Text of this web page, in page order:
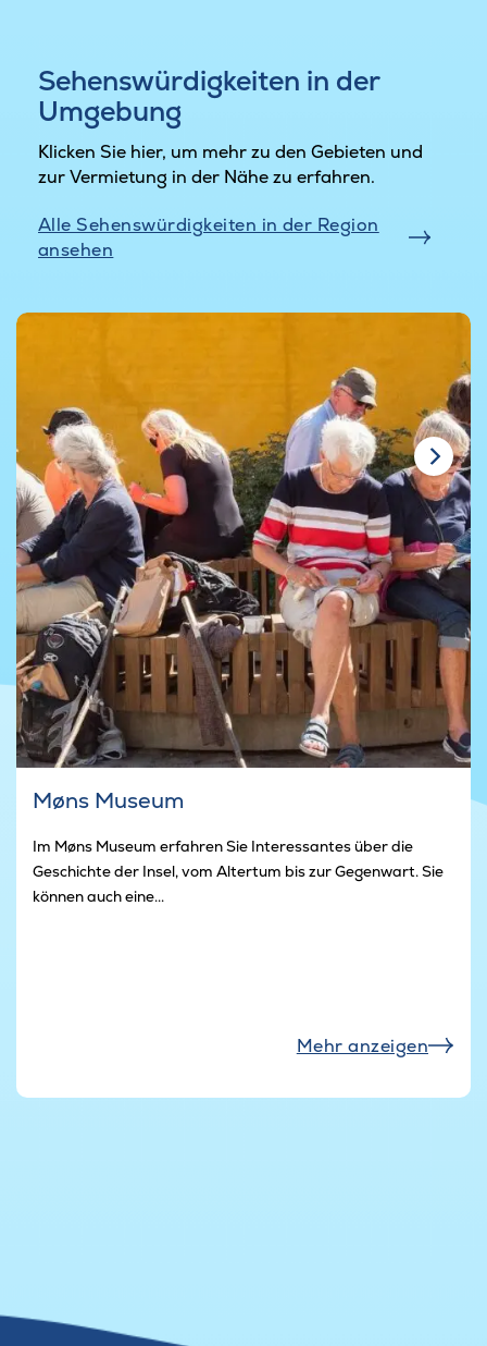
Sehenswürdigkeiten in der
Umgebung
Klicken Sie hier, um mehr zu den Gebieten und
zur Vermietung in der Nähe zu erfahren.
Alle Sehenswürdigkeiten in der Region
ansehen
Møns Museum
Im Møns Museum erfahren Sie Interessantes über die
Geschichte der Insel, vom Altertum bis zur Gegenwart. Sie
können auch eine...
Mehr anzeigen